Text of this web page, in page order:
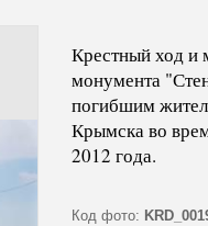
Крестный ход и
монумента
погибшим
Крымска во
2012 года.
Код фото: